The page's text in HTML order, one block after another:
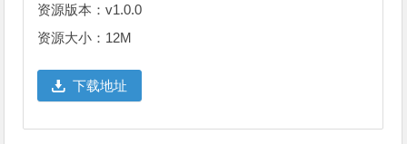
资源版本：v1.0.0
资源大小：12M
下载地址